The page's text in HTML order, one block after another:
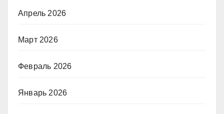
Апрель 2026
Март 2026
Февраль 2026
Январь 2026